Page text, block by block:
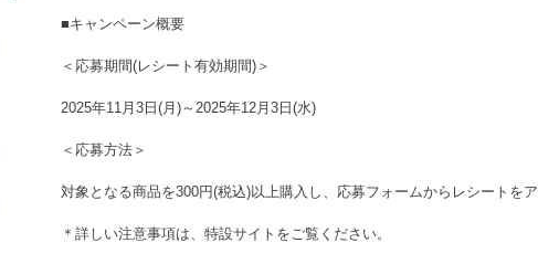
■キャンペーン概要
＜応募期間(レシート有効期間)＞
2025年11月3日(月)～2025年12月3日(水)
＜応募方法＞
対象となる商品を300円(税込)以上購入し、応募フォームからレシートを
＊詳しい注意事項は、特設サイトをご覧ください。